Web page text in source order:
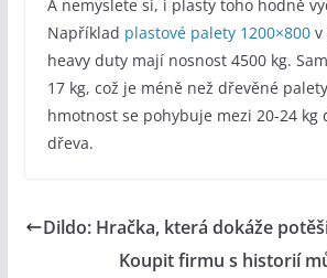
A nemyslete si, i plasty toho hodně
Například plastové palety 1200×800v
heavy duty mají nosnost 4500 kg.
17 kg, což je méně než dřevěné
hmotnost se pohybuje mezi 20-24 kg
dřeva.
Dildo: Hračka, která dokáže
Koupit firmu s historií